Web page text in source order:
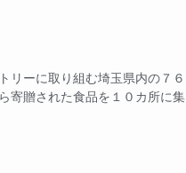
リーに取り組む埼玉県内の７６
寄贈された食品を１０カ所に集